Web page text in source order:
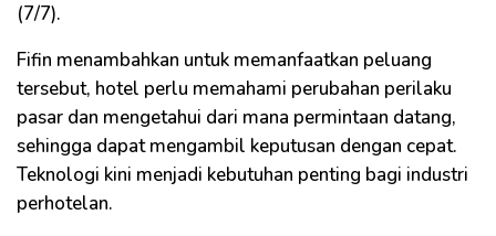
(7/7).
Fifin menambahkan untuk memanfaatkan peluang
tersebut, hotel perlu memahami perubahan perilaku
pasar dan mengetahui dari mana permintaan datang,
sehingga dapat mengambil keputusan dengan cepat.
Teknologi kini menjadi kebutuhan penting bagi industri
perhotelan.